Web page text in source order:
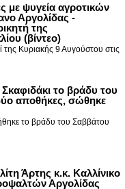
με ψυγεία αγροτικών
Αργολίδας -
της
(βίντεο)
Κυριακής 9 Αυγούστου στις
το βράδυ του
αποθήκες, σώθηκε
το βράδυ του Σαββάτου
Άρτης κ.κ. Καλλίνικο
Αργολίδας